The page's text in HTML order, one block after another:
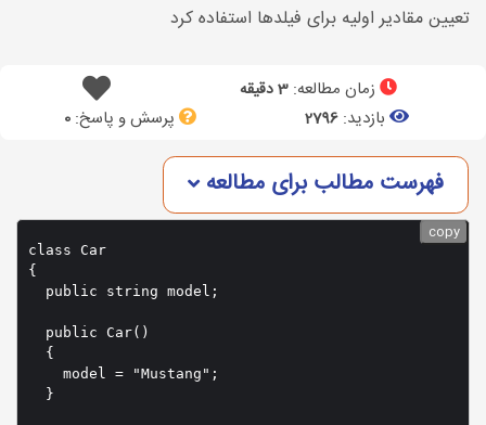
تعیین مقادیر اولیه برای فیلدها استفاده کرد
زمان مطالعه: 3 دقیقه
بازدید:2796 پرسش و پاسخ:0
فهرست مطالب برای مطالعه
class Car
{
  public string model;
  public Car()
  {
    model = "Mustang";
  }
copy